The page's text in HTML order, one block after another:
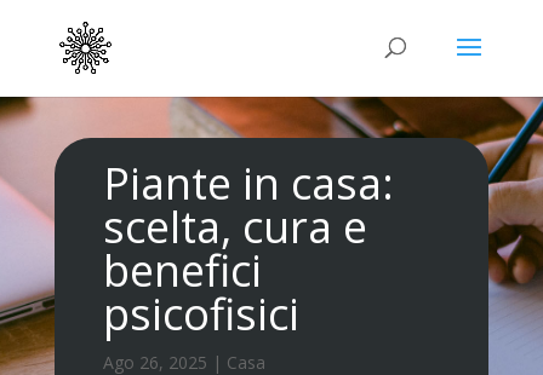
Piante in casa:
scelta, cura e
benefici
psicofisici
Ago 26, 2025 | Casa